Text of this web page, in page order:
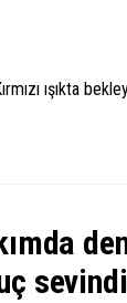
ışıkta